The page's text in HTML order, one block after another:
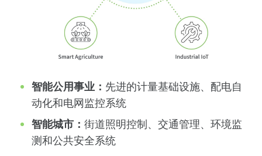
智能公用事业： 先进的计量基础设施、配电自
动化和电网监控系统
智能城市：街道照明控制、交通管理、环境监
测和公共安全系统